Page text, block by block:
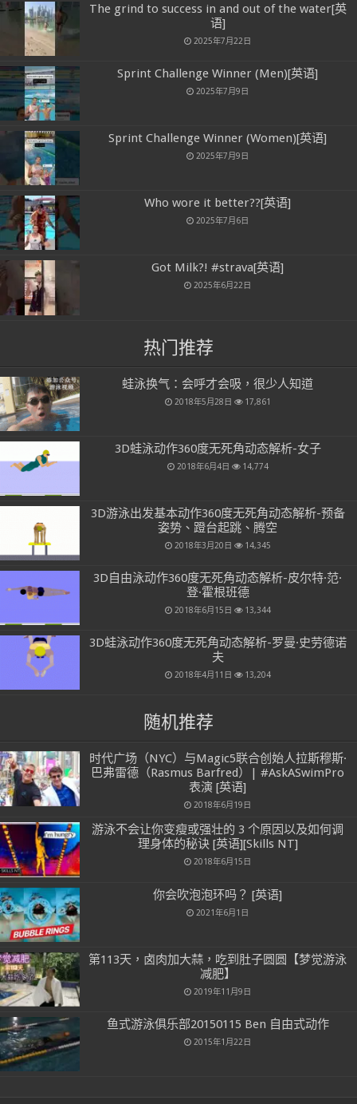
The grind to success in and out of the water[英
语]
2025年7月22日
Sprint Challenge Winner (Men)[英语]
2025年7月9日
Sprint Challenge Winner (Women)[英语]
2025年7月9日
Who wore it better??[英语]
2025年7月6日
Got Milk?! #strava[英语]
2025年6月22日
热门推荐
蛙泳换气：会呼才会吸，很少人知道
2018年5月28日 17,861
3D蛙泳动作360度无死角动态解析-女子
2018年6月4日 14,774
3D游泳出发基本动作360度无死角动态解析-预备
姿势、蹬台起跳、腾空
2018年3月20日 14,345
3D自由泳动作360度无死角动态解析-皮尔特·范·
登·霍根班德
2018年6月15日 13,344
3D蛙泳动作360度无死角动态解析-罗曼·史劳德诺
夫
2018年4月11日 13,204
随机推荐
时代广场（NYC）与Magic5联合创始人拉斯穆斯·
巴弗雷德（Rasmus Barfred）| #AskASwimPro
表演 [英语]
2018年6月19日
游泳不会让你变瘦或强壮的 3 个原因以及如何调
理身体的秘诀 [英语][Skills NT]
2018年6月15日
你会吹泡泡环吗？ [英语]
2021年6月1日
第113天，卤肉加大蒜，吃到肚子圆圆【梦觉游泳
减肥】
2019年11月9日
鱼式游泳俱乐部20150115 Ben 自由式动作
2015年1月22日